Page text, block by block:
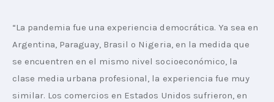
“La pandemia fue una experiencia democrática. Ya sea en
Argentina, Paraguay, Brasil o Nigeria, en la medida que
se encuentren en el mismo nivel socioeconómico, la
clase media urbana profesional, la experiencia fue muy
similar. Los comercios en Estados Unidos sufrieron, en